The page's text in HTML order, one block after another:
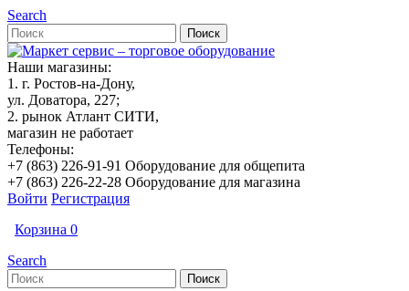
Search
Наши магазины:
1. г. Ростов-на-Дону,
ул. Доватора, 227;
2. рынок Атлант СИТИ,
магазин не работает
Телефоны:
+7 (863) 226-91-91 Оборудование для общепита
+7 (863) 226-22-28 Оборудование для магазина
Войти Регистрация
Корзина 0
Search